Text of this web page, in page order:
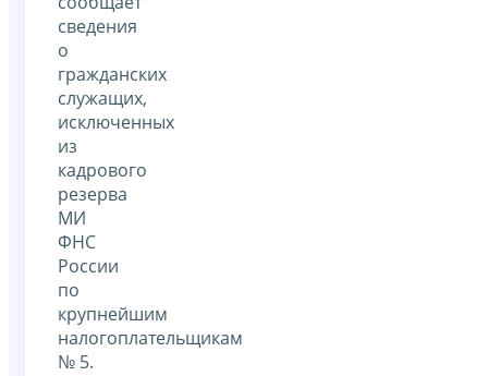
сведения
о
гражданских
служащих,
исключенных
из
кадрового
резерва
МИ
ФНС
России
по
крупнейшим
налогоплательщикам
№ 5.